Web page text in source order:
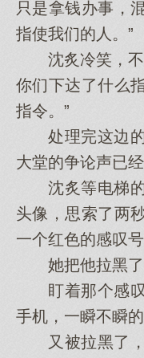
只是拿钱办事，
指使我们的人。”
沈炙冷笑，不
你们下达了什么
指令。”
处理完这边的
大堂的争论声已经
沈炙等电梯的
头像，思索了两
一个红色的感叹号
她把他拉黑了
盯着那个感叹
手机，一瞬不瞬
又被拉黑了，